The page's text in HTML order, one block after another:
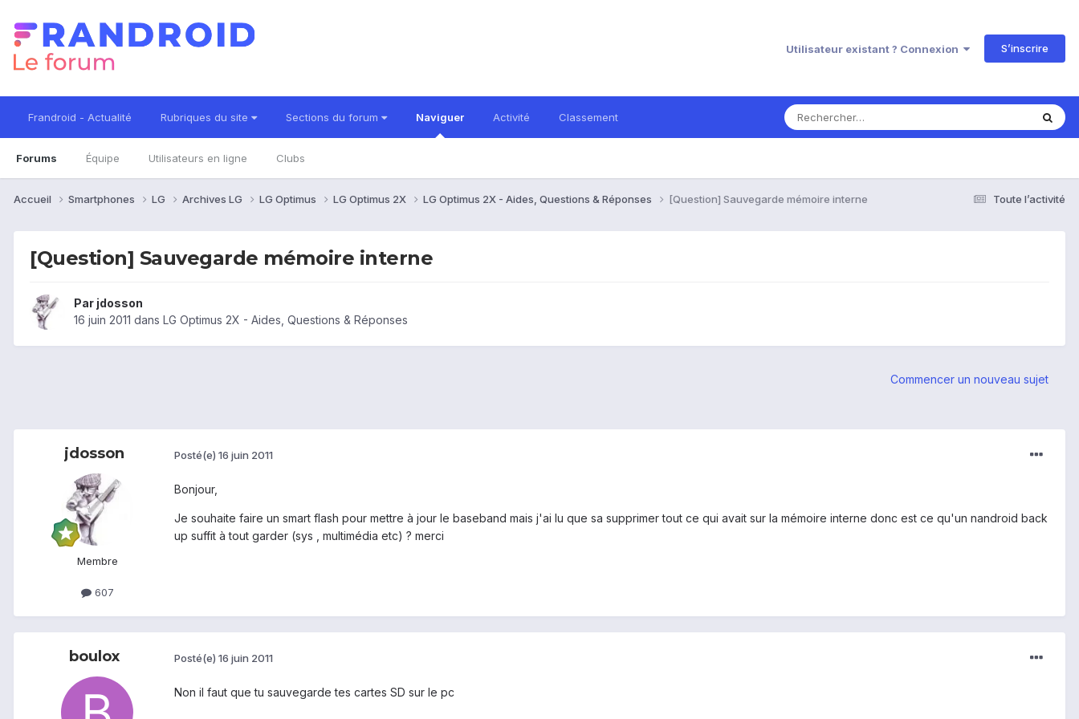
Utilisateur existant ? Connexion S’inscrire
Frandroid - Actualité Rubriques du site Sections du forum Naviguer
Forums Équipe Utilisateurs en ligne Clubs
Activité Classement
Toute l’activité
Accueil Smartphones LG Archives LG LG Optimus LG Optimus 2X LG Optimus 2X - Aides, Questions & Réponses [Question] Sauvegarde mémoire interne
[Question] Sauvegarde mémoire interne
Par jdosson
16 juin 2011 dans LG Optimus 2X - Aides, Questions & Réponses
Commencer un nouveau sujet
jdosson
Membre
607
Posté(e) 16 juin 2011
Bonjour,
Je souhaite faire un smart flash pour mettre à jour le baseband mais j'ai lu que sa supprimer tout ce qui avait sur la mémoire interne donc est ce qu'un nandroid back
up suffit à tout garder (sys , multimédia etc) ? merci
boulox Posté(e) 16 juin 2011
Non il faut que tu sauvegarde tes cartes SD sur le pc